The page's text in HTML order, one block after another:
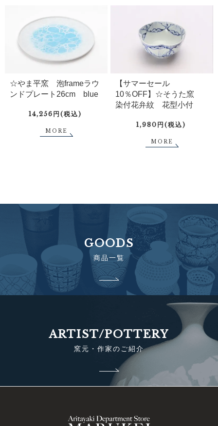
☆やま平窯 泡frameラウ
ンドプレート26cm blue
14,256円(税込)
MORE
【サマーセール
10％OFF】☆そうた窯
染付花弁紋 花型小付
1,980円(税込)
MORE
GOODS
商品一覧
ARTIST/POTTERY
窯元・作家のご紹介